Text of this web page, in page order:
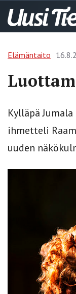
Elämäntaito
Kylläpä
ihmetteli
uuden